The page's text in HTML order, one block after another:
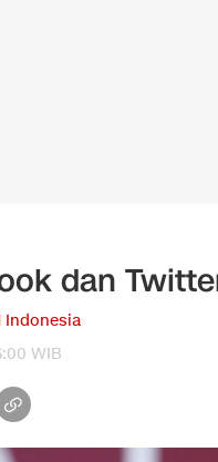
dan
Indonesia
WIB